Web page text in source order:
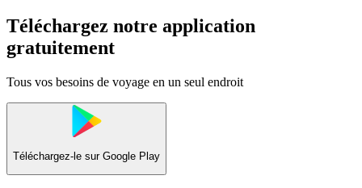
Téléchargez notre application
gratuitement
Tous vos besoins de voyage en un seul endroit
Téléchargez-le sur Google Play